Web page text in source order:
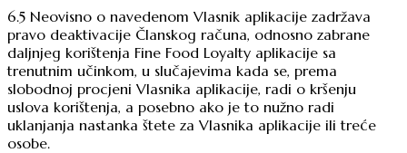
6.5 Neovisno o navedenom Vlasnik aplikacije zadržava
pravo deaktivacije Članskog računa, odnosno zabrane
daljnjeg korištenja Fine Food Loyalty aplikacije sa
trenutnim učinkom, u slučajevima kada se, prema
slobodnoj procjeni Vlasnika aplikacije, radi o kršenju
uslova korištenja, a posebno ako je to nužno radi
uklanjanja nastanka štete za Vlasnika aplikacije ili treće
osobe.